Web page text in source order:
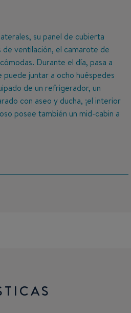
su panel de cubierta
de ventilación, el camarote de
Durante el día, pasa a
puede juntar a ocho huéspedes
de un refrigerador, un
con aseo y ducha, ¡el interior
posee también un mid-cabin a